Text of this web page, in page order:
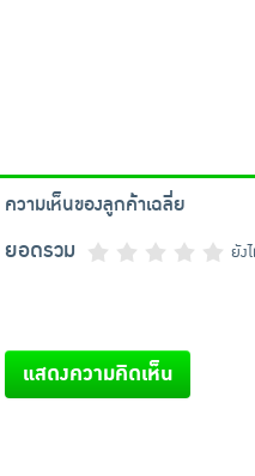
ความเห็นของลูกค้าเฉลี่ย
ยอดรวม ยัง
แสดงความคิดเห็น